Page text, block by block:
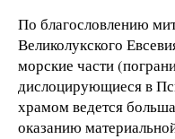
По благословлению
Великолукского
морские части
дислоцирующиеся в
храмом ведется
оказанию